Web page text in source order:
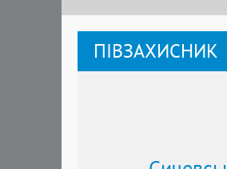
Полісся
ПІВЗАХИСНИК